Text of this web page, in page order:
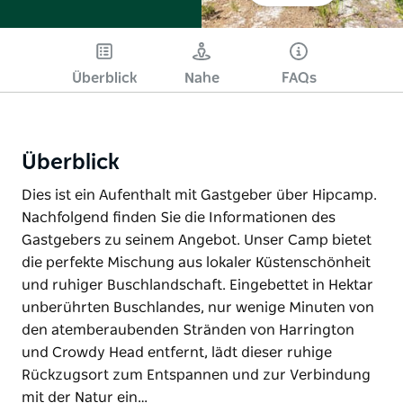
Überblick Nahe FAQs
Überblick
Dies ist ein Aufenthalt mit Gastgeber über Hipcamp.
Nachfolgend finden Sie die Informationen des
Gastgebers zu seinem Angebot. Unser Camp bietet
die perfekte Mischung aus lokaler Küstenschönheit
und ruhiger Buschlandschaft. Eingebettet in Hektar
unberührten Buschlandes, nur wenige Minuten von
den atemberaubenden Stränden von Harrington
und Crowdy Head entfernt, lädt dieser ruhige
Rückzugsort zum Entspannen und zur Verbindung
mit der Natur ein…